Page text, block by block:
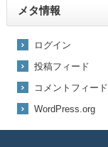
メタ情報
ログイン
投稿フィード
コメントフィード
WordPress.org